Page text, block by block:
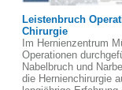
Leistenbruch
Chirurgie
Im Hernienzentrum
Operationen
Nabelbruch und
die Hernienchirurgie